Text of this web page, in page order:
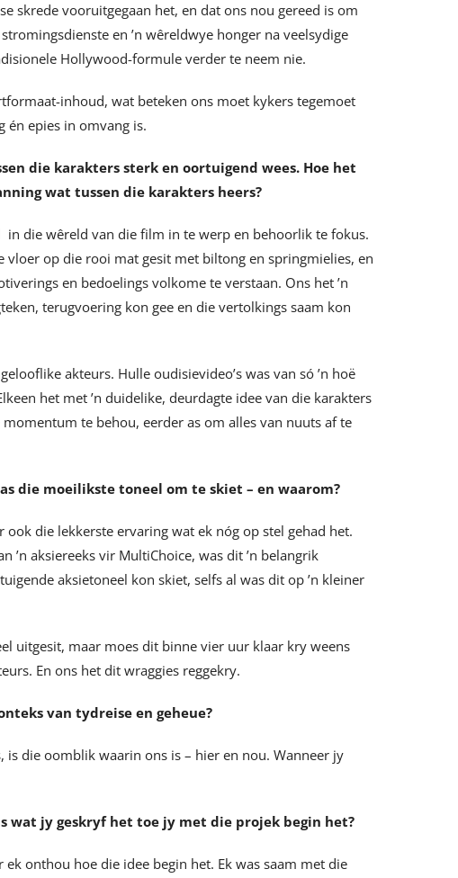
skrede vooruitgegaan het, en dat ons nou gereed is om
en ’n wêreldwye honger na veelsydige
Hollywood-formule verder te neem nie.
inhoud, wat beteken ons moet kykers tegemoet
én epies in omvang is.
die karakters sterk en oortuigend wees. Hoe het
wat tussen die karakters heers?
in die wêreld van die film in te werp en behoorlik te fokus.
vloer op die rooi mat gesit met biltong en springmielies, en
en bedoelings volkome te verstaan. Ons het ’n
terugvoering kon gee en die vertolkings saam kon
akteurs. Hulle oudisievideo’s was van só ’n hoë
het met ’n duidelike, deurdagte idee van die karakters
te behou, eerder as om alles van nuuts af te
die moeilikste toneel om te skiet – en waarom?
die lekkerste ervaring wat ek nóg op stel gehad het.
’n aksiereeks vir MultiChoice, was dit ’n belangrik
aksietoneel kon skiet, selfs al was dit op ’n kleiner
uitgesit, maar moes dit binne vier uur klaar kry weens
En ons het dit wraggies reggekry.
van tydreise en geheue?
is die oomblik waarin ons is – hier en nou. Wanneer jy
wat jy geskryf het toe jy met die projek begin het?
onthou hoe die idee begin het. Ek was saam met die